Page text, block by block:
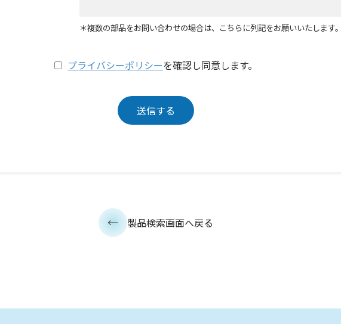
＊複数の部品をお問い合わせの場合は、こちらに列記をお願いいたします。
プライバシーポリシーを確認し同意します。
製品検索画面へ戻る